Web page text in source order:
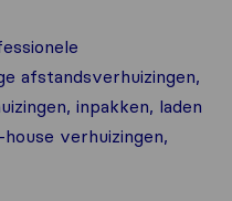
afstandsverhuizingen,
inpakken, laden
verhuizingen,